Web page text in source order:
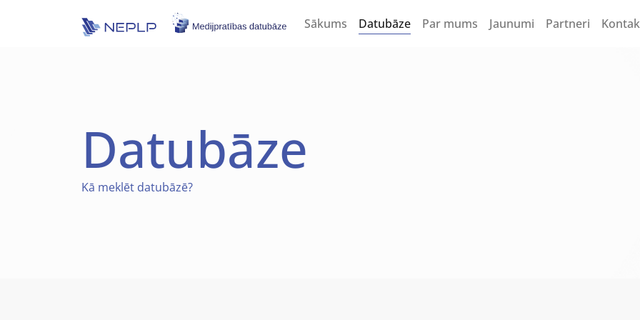
Sākums
Datubāze Par mums Jaunumi Partneri
Datubāze
Kā meklēt datubāzē?